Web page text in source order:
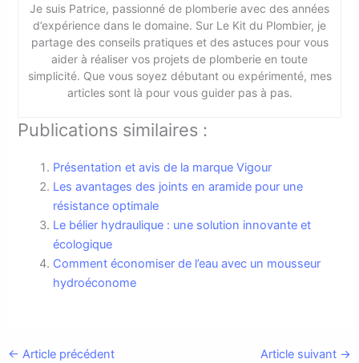
Je suis Patrice, passionné de plomberie avec des années
d’expérience dans le domaine. Sur Le Kit du Plombier, je
partage des conseils pratiques et des astuces pour vous
aider à réaliser vos projets de plomberie en toute
simplicité. Que vous soyez débutant ou expérimenté, mes
articles sont là pour vous guider pas à pas.
Publications similaires :
Présentation et avis de la marque Vigour
Les avantages des joints en aramide pour une
résistance optimale
Le bélier hydraulique : une solution innovante et
écologique
Comment économiser de l’eau avec un mousseur
hydroéconome
← Article précédent Article suivant →